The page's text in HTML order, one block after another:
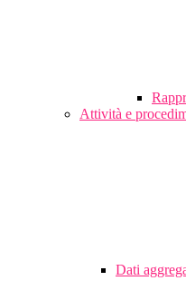
Attività e
Dati